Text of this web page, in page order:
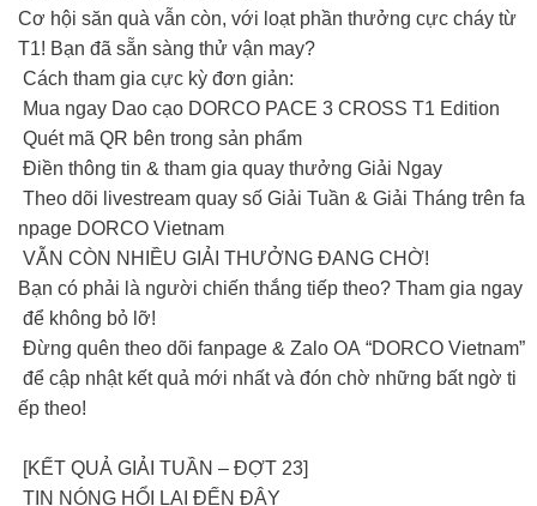
Cơ hội săn quà vẫn còn, với loạt phần thưởng cực cháy từ
T1! Bạn đã sẵn sàng thử vận may?
Cách tham gia cực kỳ đơn giản:
Mua ngay Dao cạo DORCO PACE 3 CROSS T1 Edition
Quét mã QR bên trong sản phẩm
Điền thông tin & tham gia quay thưởng Giải Ngay
Theo dõi livestream quay số Giải Tuần & Giải Tháng trên fa
npage DORCO Vietnam
VẪN CÒN NHIỀU GIẢI THƯỞNG ĐANG CHỜ!
Bạn có phải là người chiến thắng tiếp theo? Tham gia ngay
để không bỏ lỡ!
Đừng quên theo dõi fanpage & Zalo OA “DORCO Vietnam”
để cập nhật kết quả mới nhất và đón chờ những bất ngờ ti
ếp theo!
[KẾT QUẢ GIẢI TUẦN – ĐỢT 23]
TIN NÓNG HỔI LẠI ĐẾN ĐÂY